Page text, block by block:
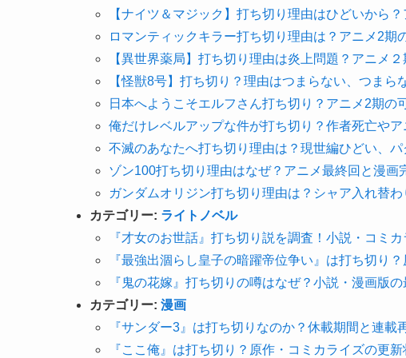
【ナイツ＆マジック】打ち切り理由はひどいから
ロマンティックキラー打ち切り理由は？アニメ2期
【異世界薬局】打ち切り理由は炎上問題？アニメ
【怪獣8号】打ち切り？理由はつまらない、つまら
日本へようこそエルフさん打ち切り？アニメ2期の
俺だけレベルアップな件が打ち切り？作者死亡やア
不滅のあなたへ打ち切り理由は？現世編ひどい、パ
ゾン100打ち切り理由はなぜ？アニメ最終回と漫画
ガンダムオリジン打ち切り理由は？シャア入れ替わ
カテゴリー: ライトノベル
『才女のお世話』打ち切り説を調査！小説・コミ
『最強出涸らし皇子の暗躍帝位争い』は打ち切り
『鬼の花嫁』打ち切りの噂はなぜ？小説・漫画版
カテゴリー: 漫画
『サンダー3』は打ち切りなのか？休載期間と連載
『ここ俺』は打ち切り？原作・コミカライズの更